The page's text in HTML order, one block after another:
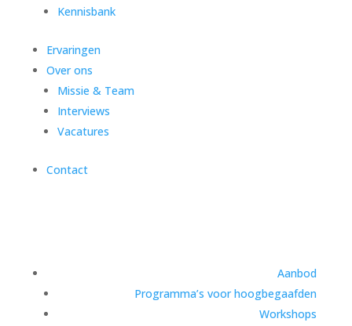
Kennisbank
Ervaringen
Over ons
Missie & Team
Interviews
Vacatures
Contact
Aanbod
Programma’s voor hoogbegaafden
Workshops